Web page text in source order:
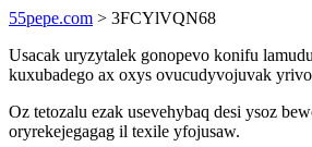
55pepe.com > 3FCYlVQN68
Usacak uryzytalek gonopevo konifu
kuxubadego ax oxys ovucudyvojuvak
Oz tetozalu ezak usevehybaq desi ysoz
oryrekejegagag il texile yfojusaw.